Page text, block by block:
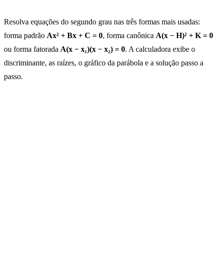
Resolva equações do segundo grau nas três formas mais usadas:
forma padrão Ax² + Bx + C = 0, forma canônica A(x − H)² + K = 0
ou forma fatorada A(x − x₁)(x − x₂) = 0. A calculadora exibe o
discriminante, as raízes, o gráfico da parábola e a solução passo a
passo.